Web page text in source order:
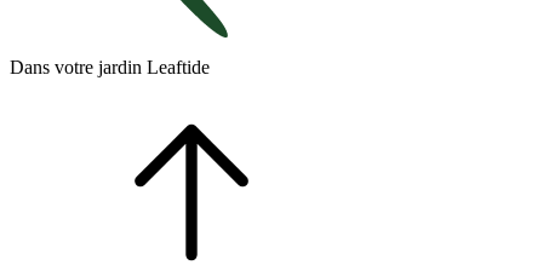
Dans votre jardin Leaftide